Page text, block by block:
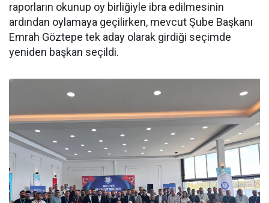
raporların okunup oy birliğiyle ibra edilmesinin
ardından oylamaya geçilirken, mevcut Şube Başkanı
Emrah Göztepe tek aday olarak girdiği seçimde
yeniden başkan seçildi.